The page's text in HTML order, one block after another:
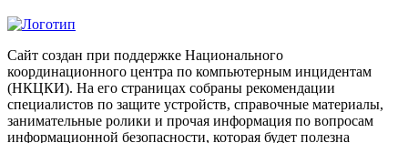
Сайт создан при поддержке Национального
координационного центра по компьютерным инцидентам
(НКЦКИ). На его страницах собраны рекомендации
специалистов по защите устройств, справочные материалы,
занимательные ролики и прочая информация по вопросам
информационной безопасности, которая будет полезна